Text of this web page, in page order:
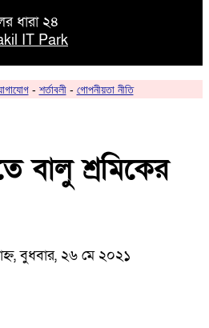
ধারা ২৪
IT Park
- শর্তাবলী- গোপনীয়তা নীতি
বালু শ্রমিকের
বুধবার, ২৬ মে ২০২১